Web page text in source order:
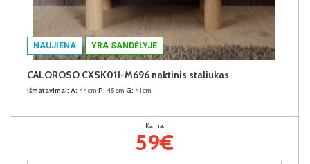
NAUJIENA YRA SANDĖLYJE
CALOROSO CXSK011-M696 naktinis staliukas
Išmatavimai: A: 44cm P: 45cm G: 41cm
Kaina:
59€